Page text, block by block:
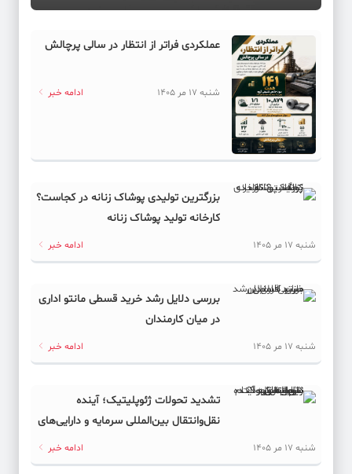
عملکردی فراتر از انتظار در سالی پرچالش
شنبه 17 مر 1405 ادامه خبر
بزرگترین تولیدی پوشاک زنانه در کجاست؟
کارخانه تولید پوشاک زنانه
شنبه 17 مر 1405 ادامه خبر
بررسی دلایل رشد خرید قسطی مانتو اداری
در میان کارمندان
شنبه 17 مر 1405 ادامه خبر
تشدید تحولات ژئوپلیتیک؛ آینده
نقل‌وانتقال بین‌المللی سرمایه و دارایی‌های
شنبه 17 مر 1405 ادامه خبر